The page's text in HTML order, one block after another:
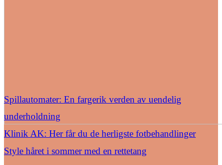
Spillautomater: En fargerik verden av uendelig
underholdning
Klinik AK: Her får du de herligste fotbehandlinger
Style håret i sommer med en rettetang